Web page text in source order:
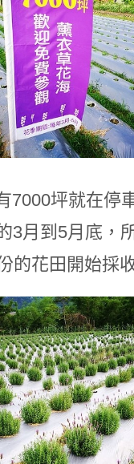
7000坪就在停
3月到5月底 ，
的花田開始採